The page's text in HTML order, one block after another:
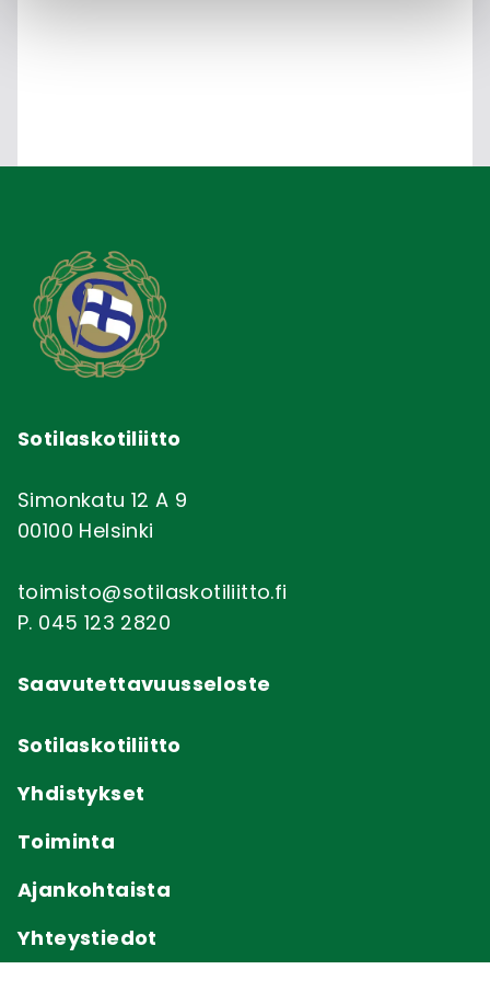
Sotilaskotiliitto
Simonkatu 12 A 9
00100 Helsinki
toimisto@sotilaskotiliitto.fi
P. 045 123 2820
Saavutettavuusseloste
Sotilaskotiliitto
Yhdistykset
Toiminta
Ajankohtaista
Yhteystiedot